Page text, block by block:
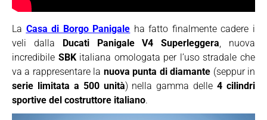
La Casa di Borgo Panigale ha fatto finalmente cadere i
veli dalla Ducati Panigale V4 Superleggera, nuova
incredibile SBKitaliana omologata per l’uso stradale che
va a rappresentare la nuova punta di diamante (seppur in
serie limitata a 500 unità) nella gamma delle4 cilindri
sportive del costruttore italiano.